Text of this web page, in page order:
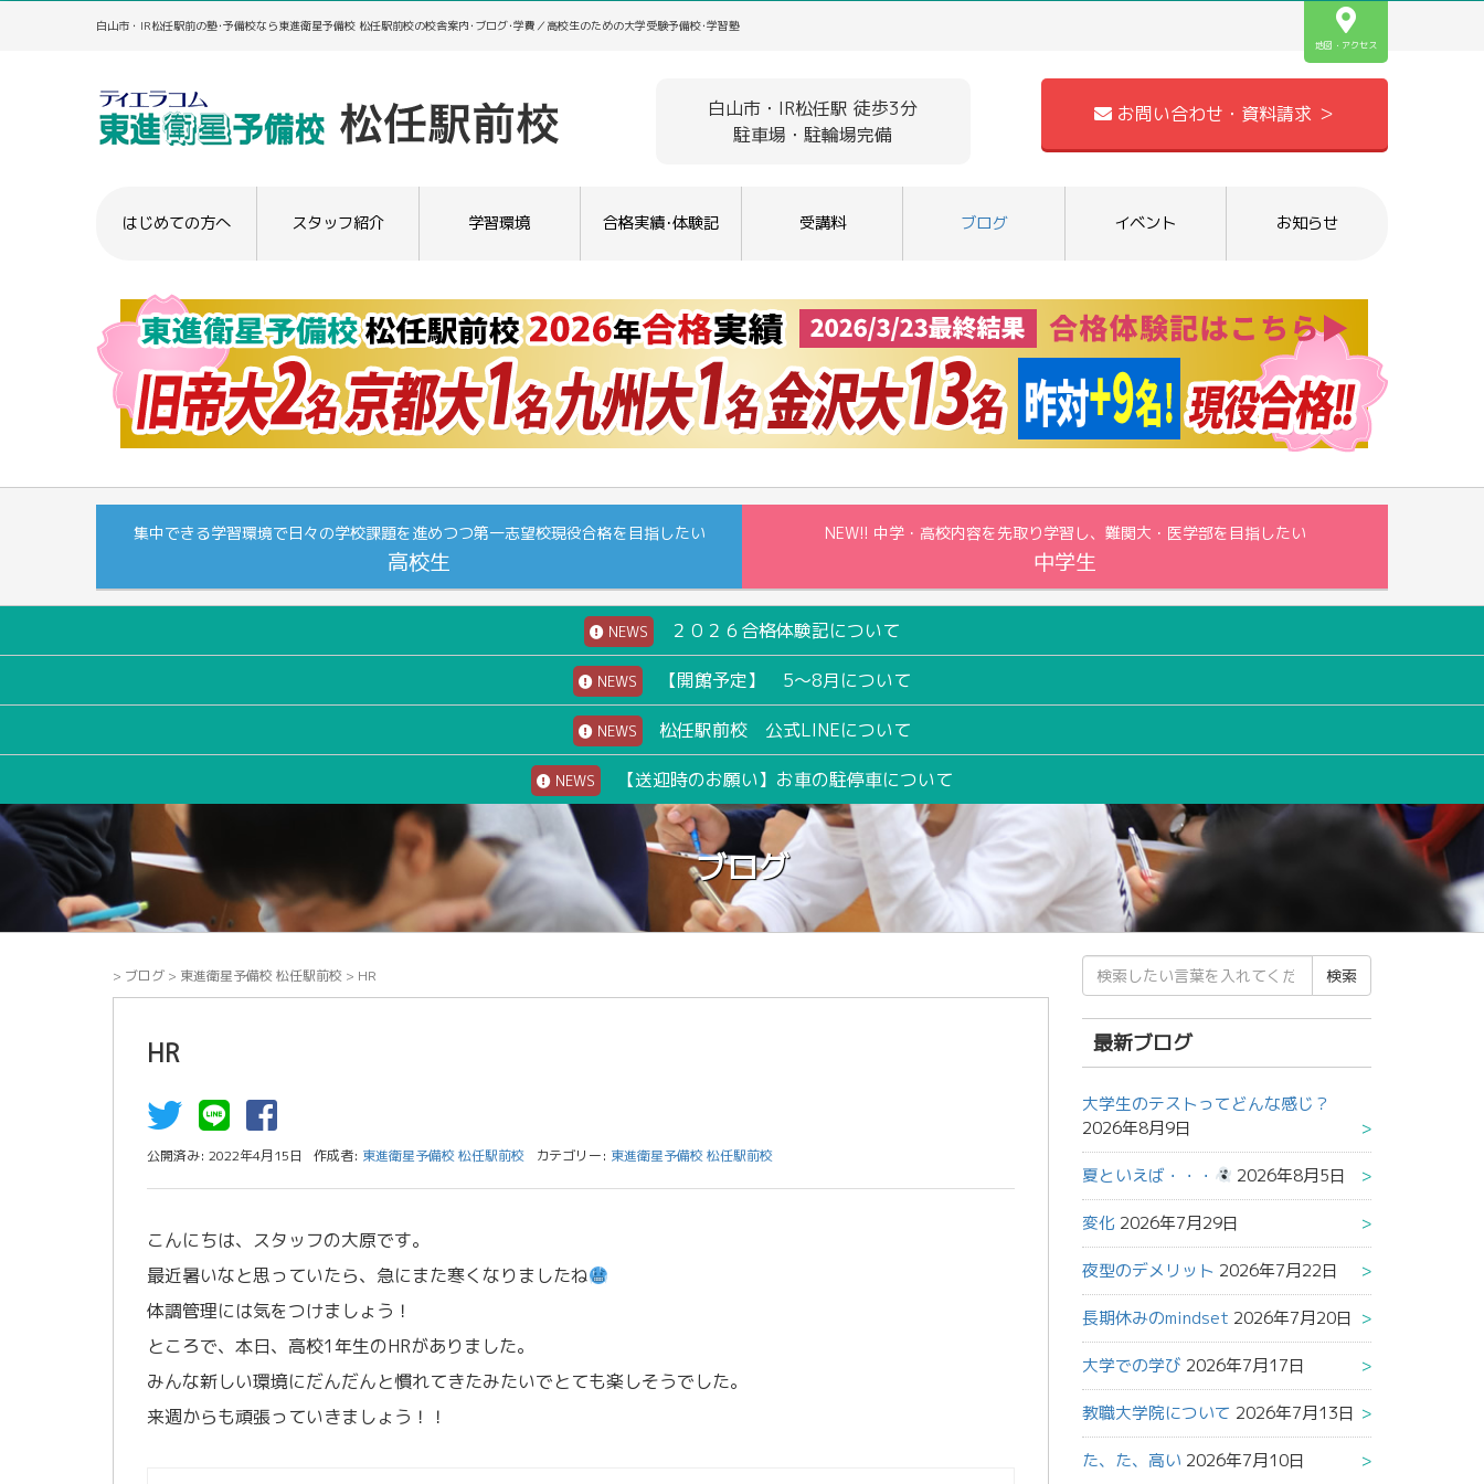
白山市・IR松任駅前の塾･予備校なら東進衛星予備校 松任駅前校の校舎案内･ブログ･学費／高校生のための大学受験予備校･学習塾
地図・アクセス
白山市・IR松任駅 徒歩3分
駐車場・駐輪場完備
お問い合わせ・資料請求 ＞
はじめての方へ スタッフ紹介 学習環境 合格実績･体験記 受講料 ブログ イベント お知らせ
集中できる学習環境で日々の学校課題を進めつつ第一志望校現役合格を目指したい
高校生
NEW!! 中学・高校内容を先取り学習し、難関大・医学部を目指したい
中学生
NEWS ２０２６合格体験記について
NEWS 【開館予定】 5～8月について
NEWS 松任駅前校 公式LINEについて
NEWS 【送迎時のお願い】お車の駐停車について
ブログ
> ブログ > 東進衛星予備校 松任駅前校 > HR
HR
公開済み: 2022年4月15日 作成者: 東進衛星予備校 松任駅前校 カテゴリー: 東進衛星予備校 松任駅前校
こんにちは、スタッフの大原です。
最近暑いなと思っていたら、急にまた寒くなりましたね
体調管理には気をつけましょう！
ところで、本日、高校1年生のHRがありました。
みんな新しい環境にだんだんと慣れてきたみたいでとても楽しそうでした。
来週からも頑張っていきましょう！！
検
索
結
果:
最新ブログ
大学生のテストってどんな感じ？
2026年8月9日
夏といえば・・・ 2026年8月5日
変化 2026年7月29日
夜型のデメリット 2026年7月22日
長期休みのmindset 2026年7月20日
大学での学び 2026年7月17日
教職大学院について 2026年7月13日
た、た、高い 2026年7月10日